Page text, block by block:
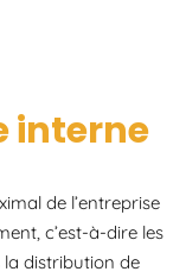
interne
de l’entreprise
c’est-à-dire les
la distribution de